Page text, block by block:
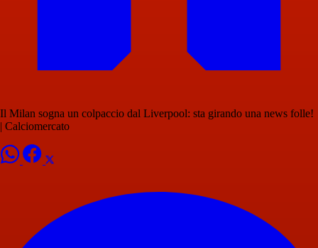
Il Milan sogna un colpaccio dal Liverpool: sta girando una news folle!
| Calciomercato